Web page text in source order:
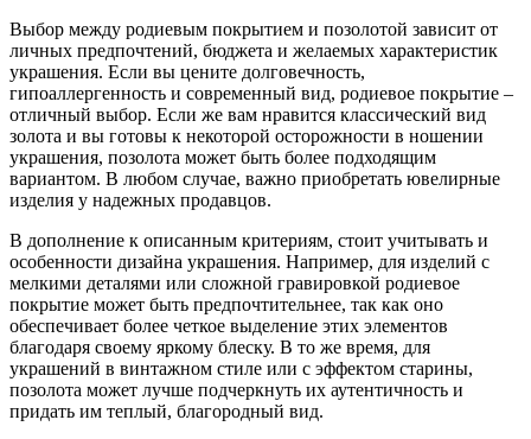
Выбор между родиевым покрытием и позолотой зависит от
личных предпочтений, бюджета и желаемых характеристик
украшения. Если вы цените долговечность,
гипоаллергенность и современный вид, родиевое покрытие –
отличный выбор. Если же вам нравится классический вид
золота и вы готовы к некоторой осторожности в ношении
украшения, позолота может быть более подходящим
вариантом. В любом случае, важно приобретать ювелирные
изделия у надежных продавцов.
В дополнение к описанным критериям, стоит учитывать и
особенности дизайна украшения. Например, для изделий с
мелкими деталями или сложной гравировкой родиевое
покрытие может быть предпочтительнее, так как оно
обеспечивает более четкое выделение этих элементов
благодаря своему яркому блеску. В то же время, для
украшений в винтажном стиле или с эффектом старины,
позолота может лучше подчеркнуть их аутентичность и
придать им теплый, благородный вид.